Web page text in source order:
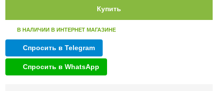
Купить
В НАЛИЧИИ В ИНТЕРНЕТ МАГАЗИНЕ
Спросить в Telegram
Спросить в WhatsApp